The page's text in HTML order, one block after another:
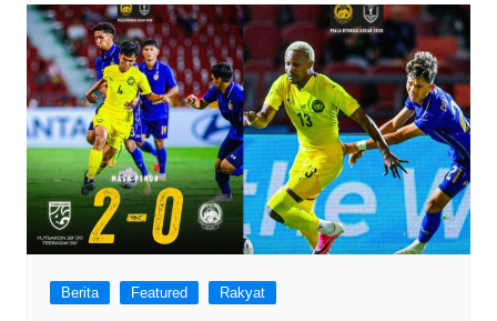
Berita Featured Rakyat